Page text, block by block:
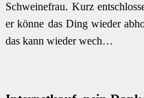
Schweinefrau. Kurz
er könne das Ding wieder
das kann wieder wech…